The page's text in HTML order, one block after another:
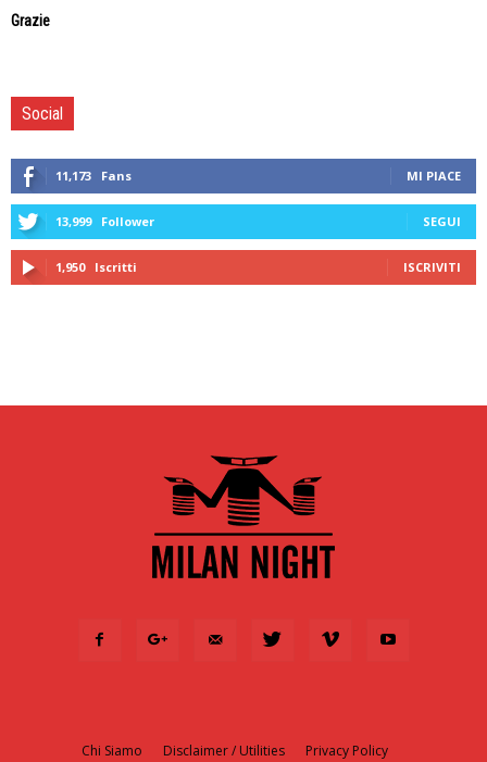
Grazie
Social
11,173 Fans MI PIACE
13,999 Follower SEGUI
1,950 Iscritti ISCRIVITI
Chi Siamo Disclaimer / Utilities Privacy Policy